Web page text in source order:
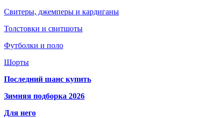
Свитеры, джемперы и кардиганы
Толстовки и свитшоты
Футболки и поло
Шорты
Последний шанс купить
Зимняя подборка 2026
Для него